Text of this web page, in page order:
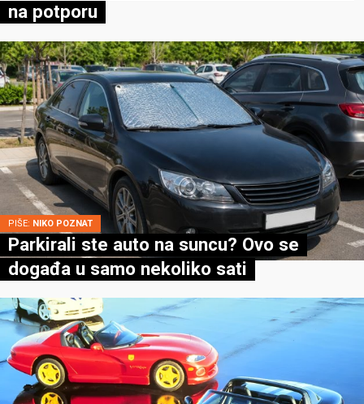
na potporu
PIŠE: NIKO POZNAT
Parkirali ste auto na suncu? Ovo se
događa u samo nekoliko sati